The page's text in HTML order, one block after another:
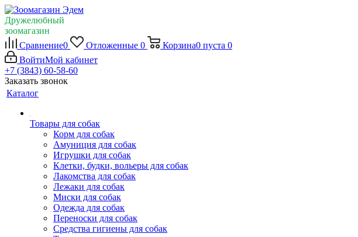
Дружелюбный
зоомагазин
Сравнение0 Отложенные 0 Корзина0 пуста 0
ВойтиМой кабинет
+7 (3843) 60-58-60
Заказать звонок
Каталог
Товары для собак
Корм для собак
Амуниция для собак
Игрушки для собак
Клетки, будки, вольеры для собак
Лакомства для собак
Лежаки для собак
Миски для собак
Одежда для собак
Переноски для собак
Средства гигиены для собак